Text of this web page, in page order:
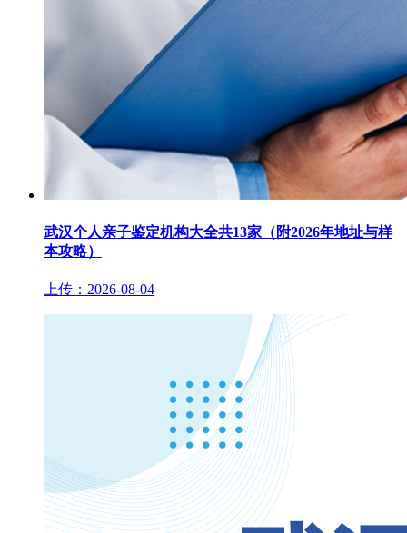
武汉个人亲子鉴定机构大全共13家（附2026年地址与样
本攻略）
上传：2026-08-04